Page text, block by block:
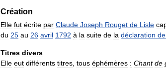
Création
Elle fut écrite par Claude Joseph Rouget de Lisle
du 25 au 26 avril 1792 à la suite de la déclaration de
Titres divers
Elle eut différents titres tous éphémères : Chant de